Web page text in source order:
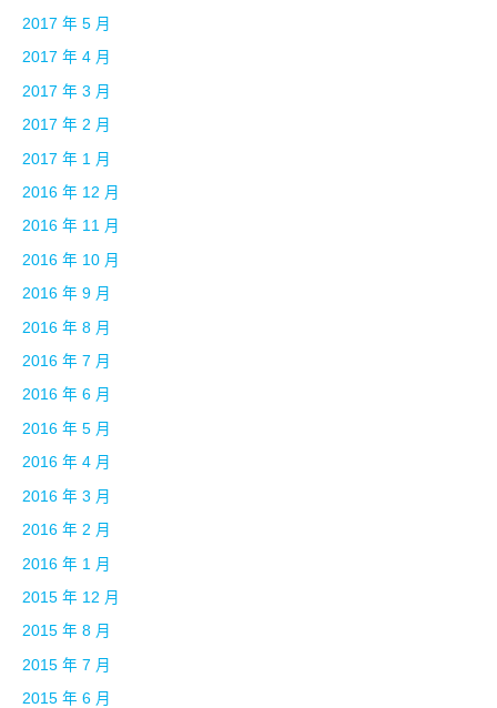
2017 年 5 月
2017 年 4 月
2017 年 3 月
2017 年 2 月
2017 年 1 月
2016 年 12 月
2016 年 11 月
2016 年 10 月
2016 年 9 月
2016 年 8 月
2016 年 7 月
2016 年 6 月
2016 年 5 月
2016 年 4 月
2016 年 3 月
2016 年 2 月
2016 年 1 月
2015 年 12 月
2015 年 8 月
2015 年 7 月
2015 年 6 月